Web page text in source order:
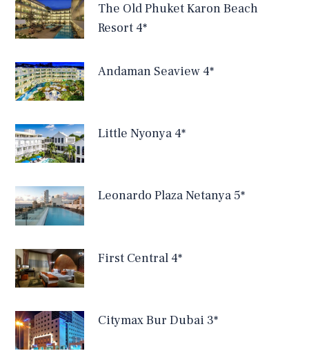
The Old Phuket Karon Beach
Resort 4*
Andaman Seaview 4*
Little Nyonya 4*
Leonardo Plaza Netanya 5*
First Central 4*
Citymax Bur Dubai 3*